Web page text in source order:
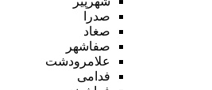
صدرا
صغاد
صفاشهر
علامرودشت
فدامی